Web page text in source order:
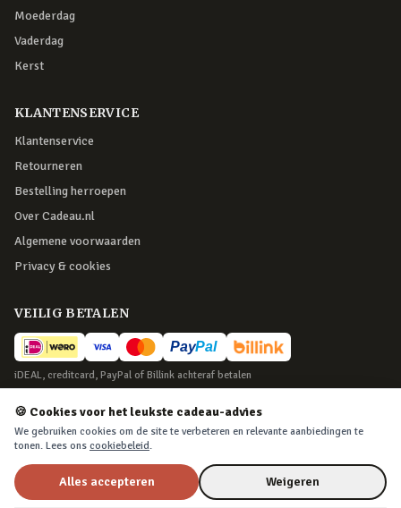
Moederdag
Vaderdag
Kerst
KLANTENSERVICE
Klantenservice
Retourneren
Bestelling herroepen
Over Cadeau.nl
Algemene voorwaarden
Privacy & cookies
VEILIG BETALEN
iDEAL, creditcard, PayPal of Billink achteraf betalen
BEZORGING
Voor 22:45 besteld, morgen in huis. Tot 365 dagen retourneren.
©2026Cadeau.nl — Alle rechten voorbehouden
🍪 Cookies voor het leukste cadeau-advies
We gebruiken cookies om de site te verbeteren en relevante aanbiedingen te
tonen. Lees ons cookiebeleid.
Alles accepteren Weigeren